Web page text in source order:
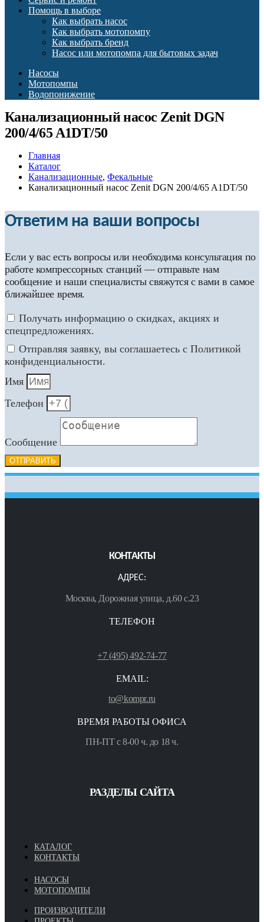
Помощь в выборе
Как выбрать насос
Как выбрать мотопомпу
Как выбрать бренд
Насос или мотопомпа для бытовых задач
Насосы
Мотопомпы
Водопонижение
Канализационный насос Zenit DGN
200/4/65 A1DT/50
Главная
Каталог
Канализационные, Фекальные
Канализационный насос Zenit DGN 200/4/65 A1DT/50
Ответим на ваши вопросы
Если у вас есть вопросы или необходима консультация по
работе компрессорных станций — отправьте нам
сообщение и наши специалисты свяжутся с вами в самое
ближайшее время.
Получать информацию о скидках, акциях и
спецпредложениях.
Отправляя заявку, вы соглашаетесь с Политикой
конфиденциальности.
Имя
Телефон
Сообщение
ОТПРАВИТЬ
КОНТАКТЫ
АДРЕС:
Москва, Дорожная улица, д.60 с.23
ТЕЛЕФОН
+7 (495) 492-74-77
EMAIL:
to@kompr.ru
ВРЕМЯ РАБОТЫ ОФИСА
ПН-ПТ с 8-00 ч. до 18 ч.
РАЗДЕЛЫ САЙТА
КАТАЛОГ
КОНТАКТЫ
НАСОСЫ
МОТОПОМПЫ
ПРОИЗВОДИТЕЛИ